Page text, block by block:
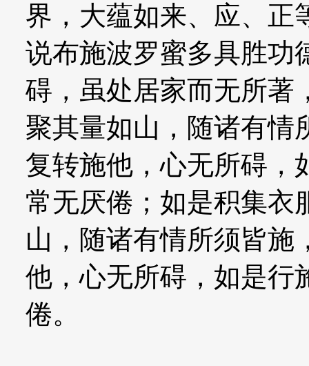
界，大蕴如来、应、正
说布施波罗蜜多具胜功
碍，虽处居家而无所著
聚其量如山，随诸有情
复转施他，心无所碍，
常无厌倦；如是积集衣
山，随诸有情所须皆施
他，心无所碍，如是行
倦。